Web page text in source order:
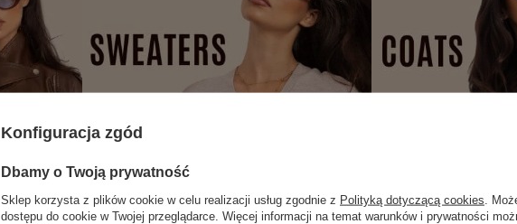
Konfiguracja zgód
Dbamy o Twoją prywatność
Sklep korzysta z plików cookie w celu realizacji usług zgodnie z Polityką dotyczącą cookies .
dostępu do cookie w Twojej przeglądarce. Więcej informacji na temat warunków i prywatności